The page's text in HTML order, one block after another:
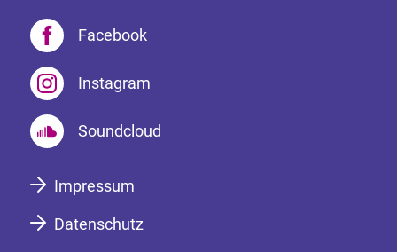
Facebook
Instagram
Soundcloud
Impressum
Datenschutz